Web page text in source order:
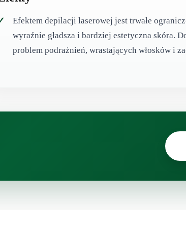
Efektem depilacji laserowej jest trwałe
wyraźnie gładsza i bardziej estetyczna skóra.
problem podrażnień, wrastających włosków i